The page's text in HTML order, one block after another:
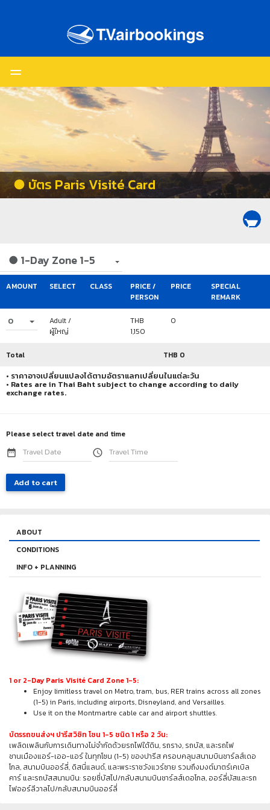
● บัตร Paris Visité Card
shopping_cart
● 1-Day Zone 1-5
AMOUNT SELECT CLASS
PRICE /
PERSON
PRICE
SPECIAL
REMARK
0
Adult /
ผู้ใหญ่
THB
1,150
0
Total THB 0
• ราคาอาจเปลี่ยนแปลงได้ตามอัตราแลกเปลี่ยนในแต่ละวัน
• Rates are in Thai Baht subject to change according to daily
exchange rates.
Please select travel date and time
date_range
access_time
Add to cart
ABOUT
CONDITIONS
INFO + PLANNING
1 or 2-Day Paris Visité Card Zone 1-5:
Enjoy limitless travel on Metro, tram, bus, RER trains across all zones
(1-5) in Paris, including airports, Disneyland, and Versailles.
Use it on the Montmartre cable car and airport shuttles.
บัตรรถขนส่งฯ ปารีสวิซิท โซน 1-5 ชนิด 1 หรือ 2 วัน:
เพลิดเพลินกับการเดินทางไม่จำกัดด้วยรถไฟใต้ดิน, รถราง, รถบัส, และรถไฟ
ชานเมืองแอร์-เออ-แอร์ ในทุกโซน (1-5) ของปารีส ครอบคลุมสนามบินชาร์ลส์เดอ
โกล, สนามบินออร์ลี่, ดิสนี่แลนด์, และพระราชวังแวร์ซาย รวมถึงมงต์มาตร์เคเบิล
คาร์ และรถบัสสนามบิน: รอยซี่บัสไป/กลับสนามบินชาร์ลส์เดอโกล, ออร์ลี่บัสและรถ
ไฟออร์ลีวาลไป/กลับสนามบินออร์ลี่